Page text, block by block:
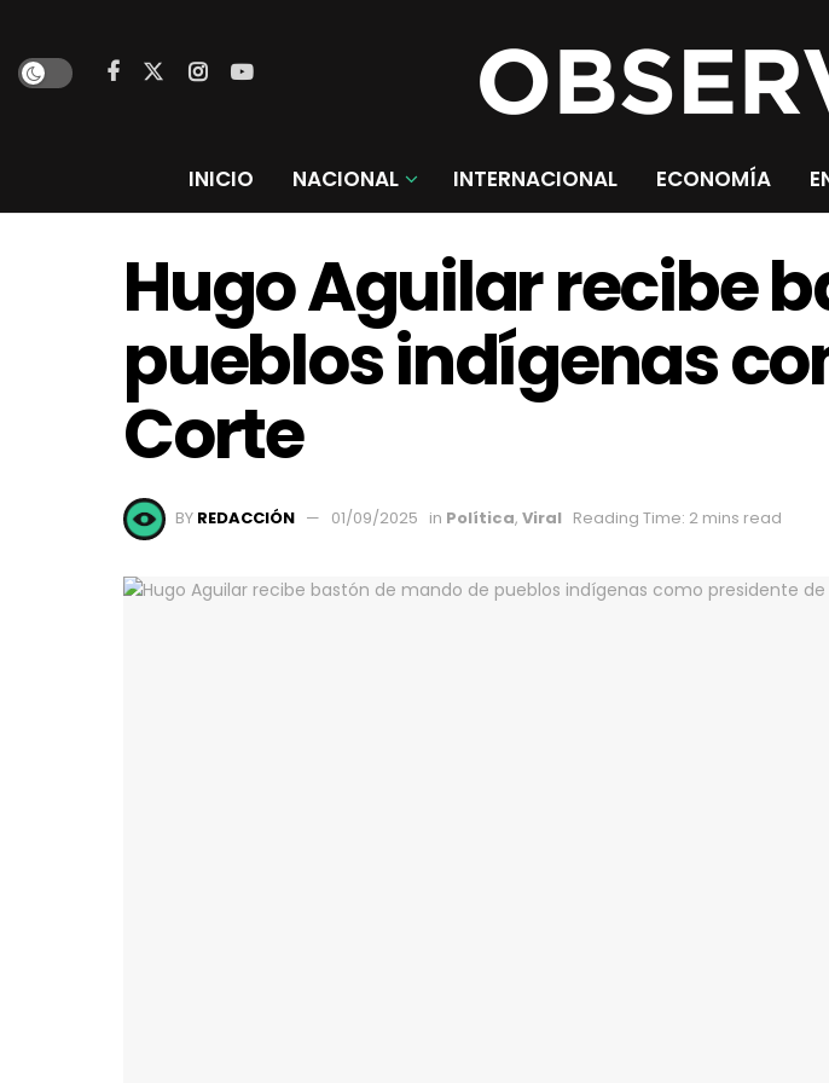
INICIO NACIONAL INTERNACIONAL ECONOMÍA
Hugo Aguilar recibe
pueblos indígenas
Corte
BY REDACCIÓN 01/09/2025 in Política, Viral Reading Time: 2 mins read